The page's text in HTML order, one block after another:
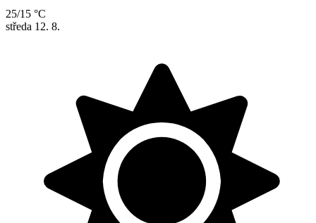
25/15 °C
středa 12. 8.